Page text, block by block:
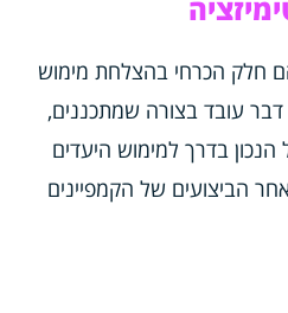
חלק הכרחי בהצלחת מימוש
עובד בצורה שמתכננים,
בדרך למימוש היעדים
הביצועים של הקמפיינים